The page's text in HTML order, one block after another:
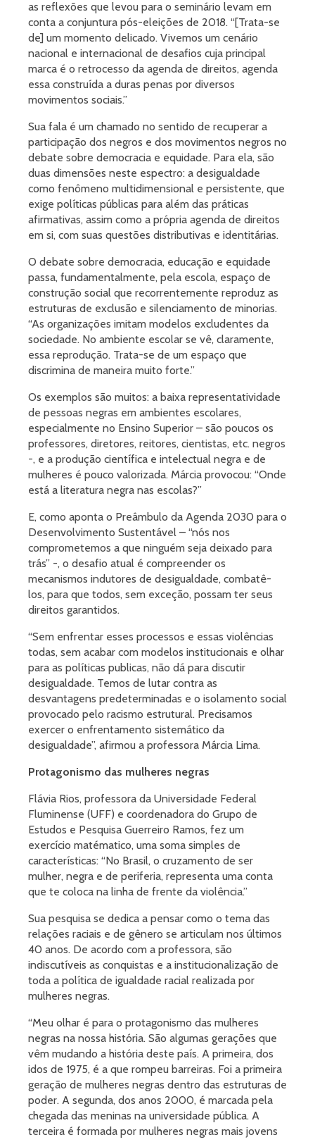
as reflexões que levou para o seminário levam em
conta a conjuntura pós-eleições de 2018. “[Trata-se
de] um momento delicado. Vivemos um cenário
nacional e internacional de desafios cuja principal
marca é o retrocesso da agenda de direitos, agenda
essa construída a duras penas por diversos
movimentos sociais.”
Sua fala é um chamado no sentido de recuperar a
participação dos negros e dos movimentos negros no
debate sobre democracia e equidade. Para ela, são
duas dimensões neste espectro: a desigualdade
como fenômeno multidimensional e persistente, que
exige políticas públicas para além das práticas
afirmativas, assim como a própria agenda de direitos
em si, com suas questões distributivas e identitárias.
O debate sobre democracia, educação e equidade
passa, fundamentalmente, pela escola, espaço de
construção social que recorrentemente reproduz as
estruturas de exclusão e silenciamento de minorias.
“As organizações imitam modelos excludentes da
sociedade. No ambiente escolar se vê, claramente,
essa reprodução. Trata-se de um espaço que
discrimina de maneira muito forte.”
Os exemplos são muitos: a baixa representatividade
de pessoas negras em ambientes escolares,
especialmente no Ensino Superior – são poucos os
professores, diretores, reitores, cientistas, etc. negros
-, e a produção científica e intelectual negra e de
mulheres é pouco valorizada. Márcia provocou: “Onde
está a literatura negra nas escolas?”
E, como aponta o Preâmbulo da Agenda 2030 para o
Desenvolvimento Sustentável – “nós nos
comprometemos a que ninguém seja deixado para
trás” -, o desafio atual é compreender os
mecanismos indutores de desigualdade, combatê-
los, para que todos, sem exceção, possam ter seus
direitos garantidos.
“Sem enfrentar esses processos e essas violências
todas, sem acabar com modelos institucionais e olhar
para as políticas publicas, não dá para discutir
desigualdade. Temos de lutar contra as
desvantagens predeterminadas e o isolamento social
provocado pelo racismo estrutural. Precisamos
exercer o enfrentamento sistemático da
desigualdade”, afirmou a professora Márcia Lima.
Protagonismo das mulheres negras
Flávia Rios, professora da Universidade Federal
Fluminense (UFF) e coordenadora do Grupo de
Estudos e Pesquisa Guerreiro Ramos, fez um
exercício matématico, uma soma simples de
características: “No Brasil, o cruzamento de ser
mulher, negra e de periferia, representa uma conta
que te coloca na linha de frente da violência.”
Sua pesquisa se dedica a pensar como o tema das
relações raciais e de gênero se articulam nos últimos
40 anos. De acordo com a professora, são
indiscutíveis as conquistas e a institucionalização de
toda a política de igualdade racial realizada por
mulheres negras.
“Meu olhar é para o protagonismo das mulheres
negras na nossa história. São algumas gerações que
vêm mudando a história deste país. A primeira, dos
idos de 1975, é a que rompeu barreiras. Foi a primeira
geração de mulheres negras dentro das estruturas de
poder. A segunda, dos anos 2000, é marcada pela
chegada das meninas na universidade pública. A
terceira é formada por mulheres negras mais jovens